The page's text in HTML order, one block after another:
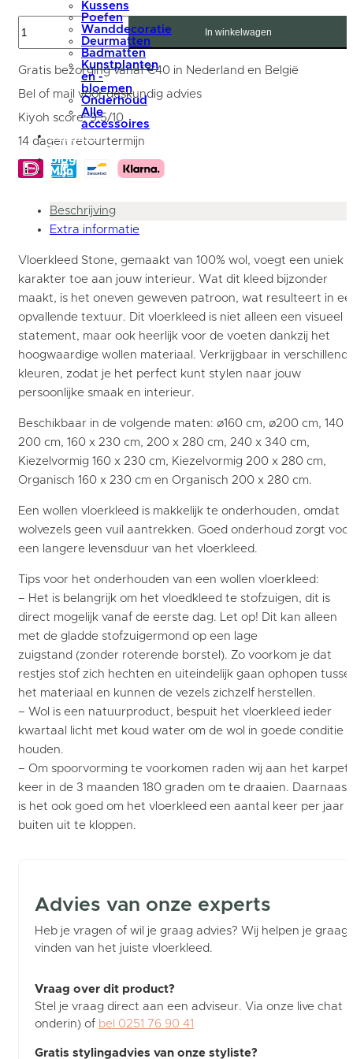
Kussens
Poefen
Wanddecoratie
Deurmatten
Badmatten
Kunstplanten
en -
bloemen
Onderhoud
Alle
accessoires
summer
sale
blog
Mijn
Vloerkleed
Stone
-
ø160
aantal
In winkelwagen
Gratis bezorging vanaf €40 in Nederland en België
Bel of mail voor deskundig advies
Kiyoh score: 9,5/10
14 dagen retourtermijn
Beschrijving
Extra informatie
Vloerkleed Stone, gemaakt van 100% wol, voegt een uniek
karakter toe aan jouw interieur. Wat dit kleed bijzonder
maakt, is het oneven geweven patroon, wat resulteert in
opvallende textuur. Dit vloerkleed is niet alleen een visueel
statement, maar ook heerlijk voor de voeten dankzij het
hoogwaardige wollen materiaal. Verkrijgbaar in
kleuren, zodat je het perfect kunt stylen naar jouw
persoonlijke smaak en interieur.
Beschikbaar in de volgende maten: ø160 cm, ø200 cm, 140 x
200 cm, 160 x 230 cm, 200 x 280 cm, 240 x 340 cm,
Kiezelvormig 160 x 230 cm, Kiezelvormig 200 x 280 cm,
Organisch 160 x 230 cm en Organisch 200 x 280 cm.
Een wollen vloerkleed is makkelijk te onderhouden, omdat
wolvezels geen vuil aantrekken. Goed onderhoud zorgt voor
een langere levensduur van het vloerkleed.
Tips voor het onderhouden van een wollen vloerkleed:
– Het is belangrijk om het vloedkleed te stofzuigen, dit is
direct mogelijk vanaf de eerste dag. Let op! Dit kan alleen
met de gladde stofzuigermond op een lage
zuigstand (zonder roterende borstel). Zo voorkom je dat
restjes stof zich hechten en uiteindelijk gaan ophopen
het materiaal en kunnen de vezels zichzelf herstellen.
– Wol is een natuurproduct, bespuit het vloerkleed ieder
kwartaal licht met koud water om de wol in goede conditie
houden.
– Om spoorvorming te voorkomen raden wij aan het karpet
keer in de 3 maanden 180 graden om te draaien. Daarnaast
is het ook goed om het vloerkleed een aantal keer per jaar
buiten uit te kloppen.
Advies van onze experts
Heb je vragen of wil je graag advies? Wij helpen je graag
vinden van het juiste vloerkleed.
Vraag over dit product?
Stel je vraag direct aan een adviseur. Via onze live chat
onderin) of bel 0251 76 90 41
Gratis stylingadvies van onze styliste?